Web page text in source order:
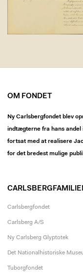
OM FONDET
Ny Carlsbergfondet blev
indtægterne fra hans andel
fortsat med at realisere
for det bredest mulige
Carlsbergfondet
Carlsberg A/S
Ny Carlsberg Glyptotek
Det Nationalhistoriske
Tuborgfondet